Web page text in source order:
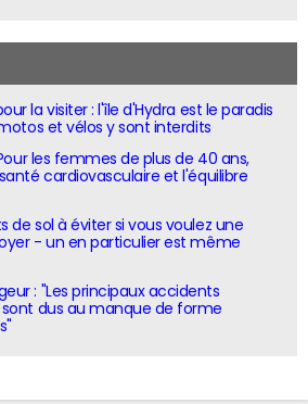
la visiter : l'île d'Hydra est le paradis
et vélos y sont interdits
les femmes de plus de 40 ans,
cardiovasculaire et l'équilibre
de sol à éviter si vous voulez une
- un en particulier est même
: "Les principaux accidents
dus au manque de forme